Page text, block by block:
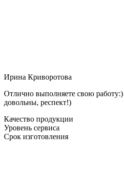
Ирина Криворотова
Отлично выполняете свою работу:)
довольны, респект!)
Качество продукции
Уровень сервиса
Срок изготовления